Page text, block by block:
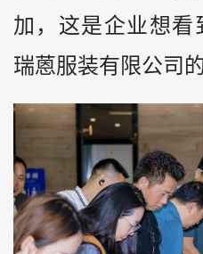
加，这是企业想看
瑞蒽服装有限公司